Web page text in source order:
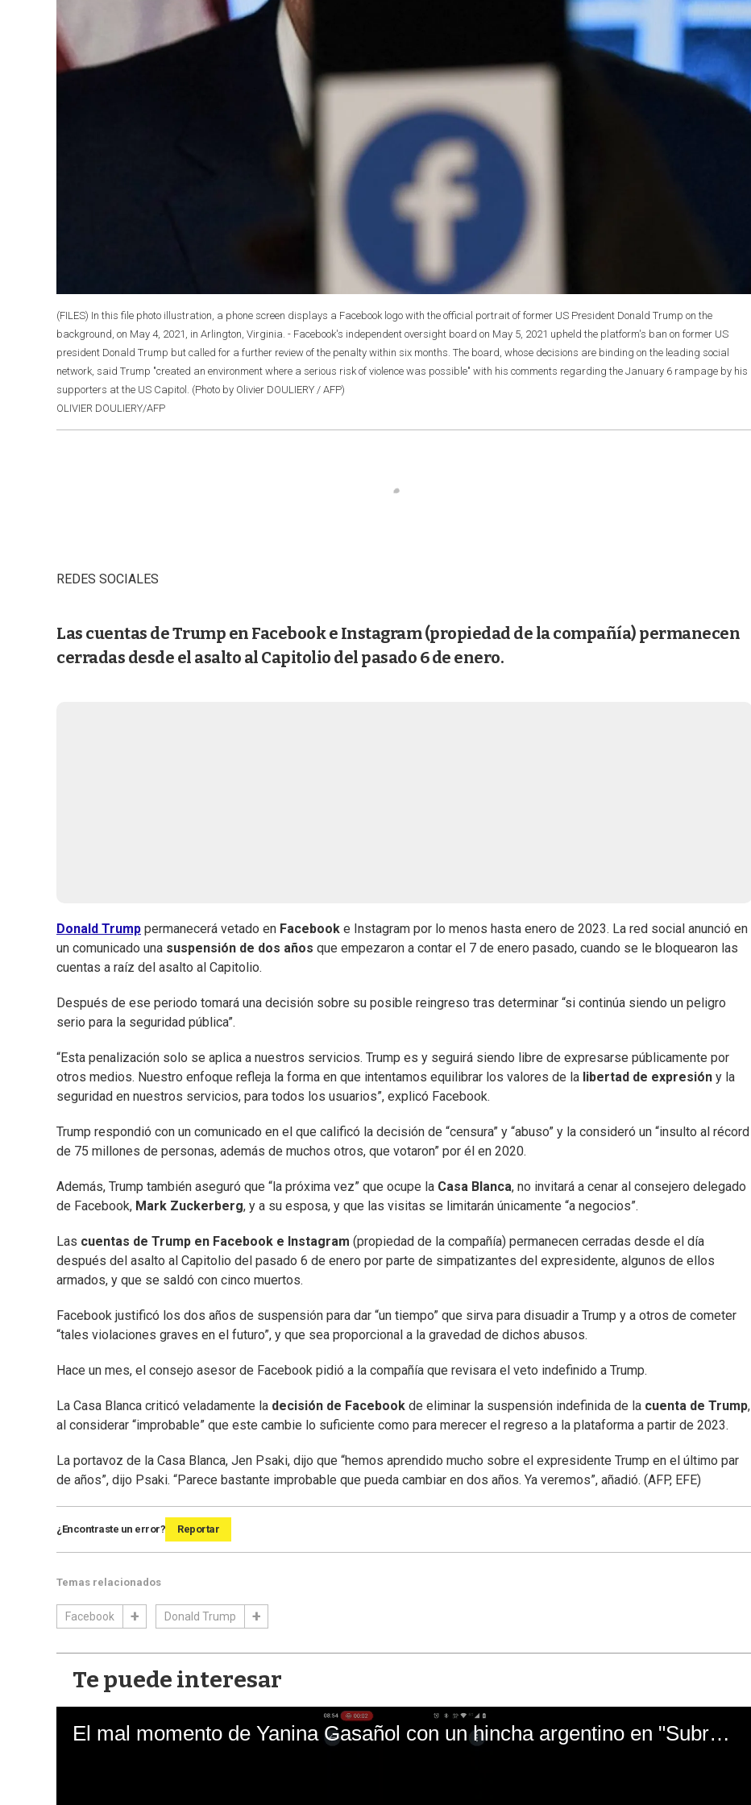
(FILES) In this file photo illustration, a phone screen displays a Facebook logo with the official portrait of former US President Donald Trump on the
background, on May 4, 2021, in Arlington, Virginia. - Facebook's independent oversight board on May 5, 2021 upheld the platform's ban on former US
president Donald Trump but called for a further review of the penalty within six months. The board, whose decisions are binding on the leading social
network, said Trump "created an environment where a serious risk of violence was possible" with his comments regarding the January 6 rampage by his
supporters at the US Capitol. (Photo by Olivier DOULIERY / AFP)
OLIVIER DOULIERY/AFP
REDES SOCIALES
Las cuentas de Trump en Facebook e Instagram (propiedad de la compañía) permanecen
cerradas desde el asalto al Capitolio del pasado 6 de enero.
Donald Trump permanecerá vetado en Facebook e Instagram por lo menos hasta enero de 2023. La red social anunció en
un comunicado una suspensión de dos años que empezaron a contar el 7 de enero pasado, cuando se le bloquearon las
cuentas a raíz del asalto al Capitolio.
Después de ese periodo tomará una decisión sobre su posible reingreso tras determinar “si continúa siendo un peligro
serio para la seguridad pública”.
“Esta penalización solo se aplica a nuestros servicios. Trump es y seguirá siendo libre de expresarse públicamente por
otros medios. Nuestro enfoque refleja la forma en que intentamos equilibrar los valores de la libertad de expresión y la
seguridad en nuestros servicios, para todos los usuarios”, explicó Facebook.
Trump respondió con un comunicado en el que calificó la decisión de “censura” y “abuso” y la consideró un “insulto al récord
de 75 millones de personas, además de muchos otros, que votaron” por él en 2020.
Además, Trump también aseguró que “la próxima vez” que ocupe la Casa Blanca, no invitará a cenar al consejero delegado
de Facebook, Mark Zuckerberg, y a su esposa, y que las visitas se limitarán únicamente “a negocios”.
Las cuentas de Trump en Facebook e Instagram (propiedad de la compañía) permanecen cerradas desde el día
después del asalto al Capitolio del pasado 6 de enero por parte de simpatizantes del expresidente, algunos de ellos
armados, y que se saldó con cinco muertos.
Facebook justificó los dos años de suspensión para dar “un tiempo” que sirva para disuadir a Trump y a otros de cometer
“tales violaciones graves en el futuro”, y que sea proporcional a la gravedad de dichos abusos.
Hace un mes, el consejo asesor de Facebook pidió a la compañía que revisara el veto indefinido a Trump.
La Casa Blanca criticó veladamente la decisión de Facebook de eliminar la suspensión indefinida de la cuenta de Trump,
al considerar “improbable” que este cambie lo suficiente como para merecer el regreso a la plataforma a partir de 2023.
La portavoz de la Casa Blanca, Jen Psaki, dijo que “hemos aprendido mucho sobre el expresidente Trump en el último par
de años”, dijo Psaki. “Parece bastante improbable que pueda cambiar en dos años. Ya veremos”, añadió. (AFP, EFE)
¿Encontraste un error? Reportar
Temas relacionados
Facebook Donald Trump
Te puede interesar
El mal momento de Yanina Gasañol con un hincha argentino en "Subrayado"